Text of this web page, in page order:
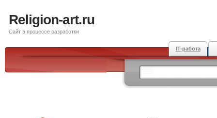
Religion-art.ru
Сайт в процессе разработки
IT-работа